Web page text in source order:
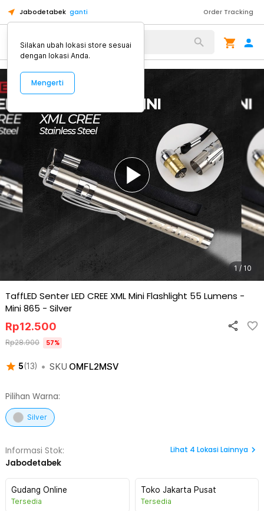
Jabodetabek ganti Order Tracking
Alat Kopi
1 / 10
TaffLED Senter LED CREE XML Mini Flashlight 55 Lumens -
Mini 865 - Silver
5(13) • SKU OMFL2MSV
Rp12.500
Rp28.900 57%
Pilihan Warna:
Silver
Informasi Stok:
Jabodetabek
Lihat 4 Lokasi Lainnya
Gudang Online
Tersedia
Toko Jakarta Pusat
Tersedia
Silakan ubah lokasi store sesuai
dengan lokasi Anda.
Mengerti